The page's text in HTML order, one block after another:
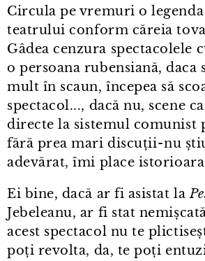
Circula pe vremuri o
teatrului conform căreia
Gâdea cenzura spectacolele
o persoana rubensiană, daca
mult în scaun, începea să
spectacol..., dacă nu, scene
directe la sistemul comunist
fără prea mari discuții⁠-⁠nu
adevărat, îmi place
Ei bine, dacă ar fi asistat la
Jebeleanu, ar fi stat
acest spectacol nu te
poți revolta, da, te poți